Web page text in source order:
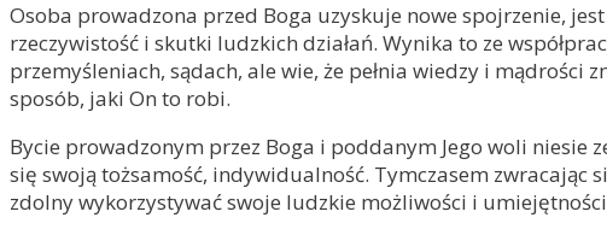
Osoba prowadzona przed Boga uzyskuje nowe spojrzenie,
rzeczywistość i skutki ludzkich działań. Wynika to ze
przemyśleniach, sądach, ale wie, że pełnia wiedzy i
sposób, jaki On to robi.
Bycie prowadzonym przez Boga i poddanym Jego woli niesie
się swoją tożsamość, indywidualność. Tymczasem zwracając
zdolny wykorzystywać swoje ludzkie możliwości i